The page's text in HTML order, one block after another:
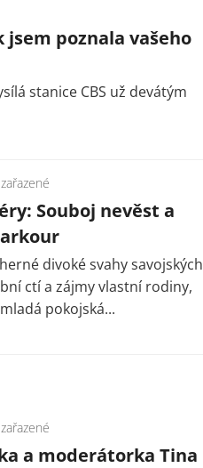
jsem poznala vašeho
stanice CBS už devátým
Souboj nevěst a
divoké svahy savojských
ctí a zájmy vlastní rodiny,
pokojská...
a moderátorka Tina